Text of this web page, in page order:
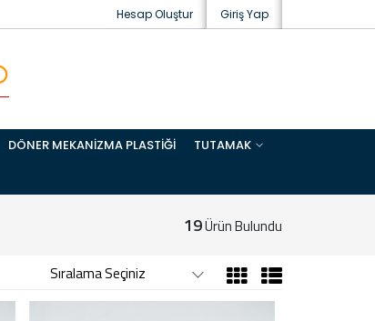
Giriş Yap
Hesap Oluştur
DÖNER MEKANİZMA PLASTİĞİ
TUTAMAK
19Ürün Bulundu